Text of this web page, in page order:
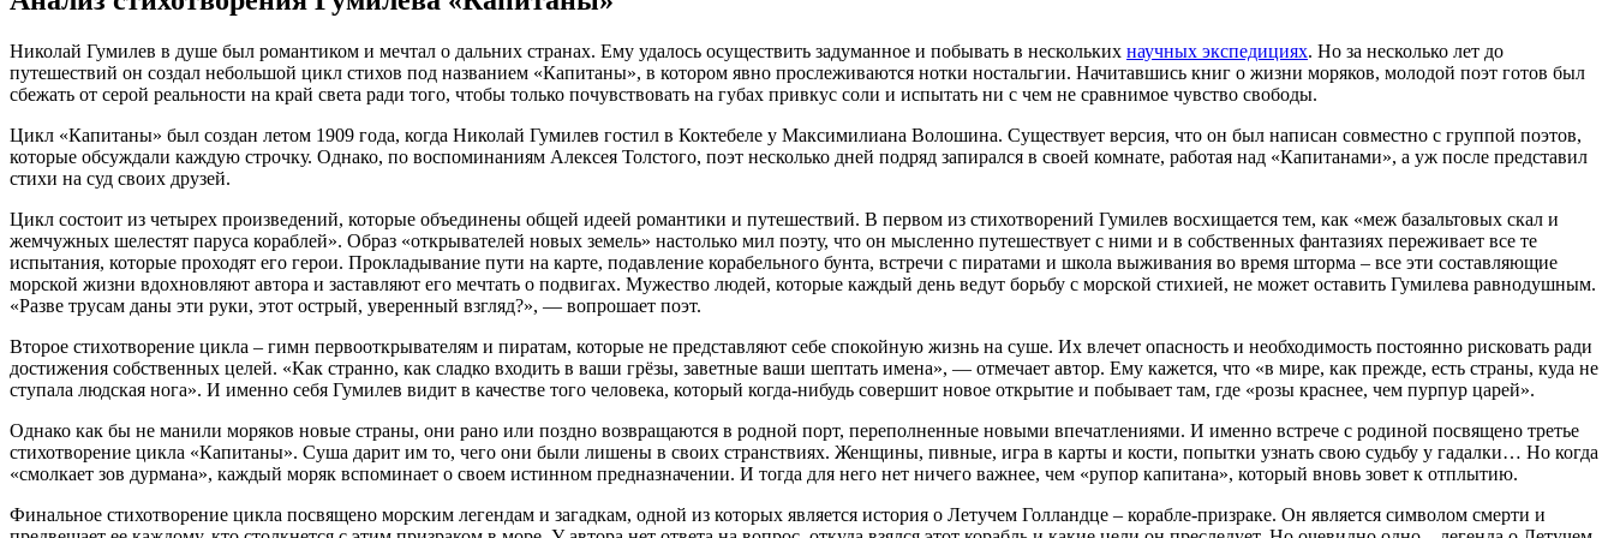
Николай Гумилев в душе был романтиком и мечтал о дальних странах. Ему удалось осуществить задуманное и побывать в нескольких научных экспедициях. Но за несколько лет до
путешествий он создал небольшой цикл стихов под названием «Капитаны», в котором явно прослеживаются нотки ностальгии. Начитавшись книг о жизни моряков, молодой поэт готов был
сбежать от серой реальности на край света ради того, чтобы только почувствовать на губах привкус соли и испытать ни с чем не сравнимое чувство свободы.
Цикл «Капитаны» был создан летом 1909 года, когда Николай Гумилев гостил в Коктебеле у Максимилиана Волошина. Существует версия, что он был написан совместно с группой поэтов,
которые обсуждали каждую строчку. Однако, по воспоминаниям Алексея Толстого, поэт несколько дней подряд запирался в своей комнате, работая над «Капитанами», а уж после представил
стихи на суд своих друзей.
Цикл состоит из четырех произведений, которые объединены общей идеей романтики и путешествий. В первом из стихотворений Гумилев восхищается тем, как «меж базальтовых скал и
жемчужных шелестят паруса кораблей». Образ «открывателей новых земель» настолько мил поэту, что он мысленно путешествует с ними и в собственных фантазиях переживает все те
испытания, которые проходят его герои. Прокладывание пути на карте, подавление корабельного бунта, встречи с пиратами и школа выживания во время шторма – все эти составляющие
морской жизни вдохновляют автора и заставляют его мечтать о подвигах. Мужество людей, которые каждый день ведут борьбу с морской стихией, не может оставить Гумилева равнодушным.
«Разве трусам даны эти руки, этот острый, уверенный взгляд?», — вопрошает поэт.
Второе стихотворение цикла – гимн первооткрывателям и пиратам, которые не представляют себе спокойную жизнь на суше. Их влечет опасность и необходимость постоянно рисковать ради
достижения собственных целей. «Как странно, как сладко входить в ваши грёзы, заветные ваши шептать имена», — отмечает автор. Ему кажется, что «в мире, как прежде, есть страны, куда не
ступала людская нога». И именно себя Гумилев видит в качестве того человека, который когда-нибудь совершит новое открытие и побывает там, где «розы краснее, чем пурпур царей».
Однако как бы не манили моряков новые страны, они рано или поздно возвращаются в родной порт, переполненные новыми впечатлениями. И именно встрече с родиной посвящено третье
стихотворение цикла «Капитаны». Суша дарит им то, чего они были лишены в своих странствиях. Женщины, пивные, игра в карты и кости, попытки узнать свою судьбу у гадалки… Но когда
«смолкает зов дурмана», каждый моряк вспоминает о своем истинном предназначении. И тогда для него нет ничего важнее, чем «рупор капитана», который вновь зовет к отплытию.
Финальное стихотворение цикла посвящено морским легендам и загадкам, одной из которых является история о Летучем Голландце – корабле-призраке. Он является символом смерти и